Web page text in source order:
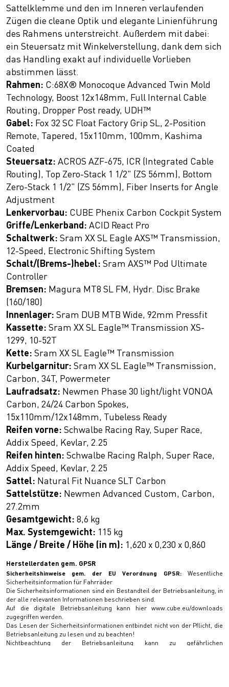
Sattelklemme und den im Inneren verlaufenden
Zügen die cleane Optik und elegante Linienführung
des Rahmens unterstreicht. Außerdem mit dabei:
ein Steuersatz mit Winkelverstellung, dank dem sich
das Handling exakt auf individuelle Vorlieben
abstimmen lässt.
Rahmen: C:68X® Monocoque Advanced Twin Mold
Technology, Boost 12x148mm, Full Internal Cable
Routing, Dropper Post ready, UDH™
Gabel: Fox 32 SC Float Factory Grip SL, 2-Position
Remote, Tapered, 15x110mm, 100mm, Kashima
Coated
Steuersatz: ACROS AZF-675, ICR (Integrated Cable
Routing), Top Zero-Stack 1 1/2" (ZS 56mm), Bottom
Zero-Stack 1 1/2" (ZS 56mm), Fiber Inserts for Angle
Adjustment
Lenkervorbau: CUBE Phenix Carbon Cockpit System
Griffe/Lenkerband: ACID React Pro
Schaltwerk: Sram XX SL Eagle AXS™ Transmission,
12-Speed, Electronic Shifting System
Schalt/(Brems-)hebel: Sram AXS™ Pod Ultimate
Controller
Bremsen: Magura MT8 SL FM, Hydr. Disc Brake
(160/180)
Innenlager: Sram DUB MTB Wide, 92mm Pressfit
Kassette: Sram XX SL Eagle™ Transmission XS-
1299, 10-52T
Kette: Sram XX SL Eagle™ Transmission
Kurbelgarnitur: Sram XX SL Eagle™ Transmission,
Carbon, 34T, Powermeter
Laufradsatz: Newmen Phase 30 light/light VONOA
Carbon, 24/24 Carbon Spokes,
15x110mm/12x148mm, Tubeless Ready
Reifen vorne: Schwalbe Racing Ray, Super Race,
Addix Speed, Kevlar, 2.25
Reifen hinten: Schwalbe Racing Ralph, Super Race,
Addix Speed, Kevlar, 2.25
Sattel: Natural Fit Nuance SLT Carbon
Sattelstütze: Newmen Advanced Custom, Carbon,
27.2mm
Gesamtgewicht: 8,6 kg
Max. Systemgewicht: 115 kg
Länge / Breite / Höhe (in m): 1,620 x 0,230 x 0,860
Herstellerdaten gem. GPSR
Sicherheitshinweise gem. der EU Verordnung GPSR:Wesentliche
Sicherheitsinformation für Fahrräder
Die Sicherheitsinformationen sind ein Bestandteil der Betriebsanleitung, in
der alle relevanten Informationen beschrieben sind.
Auf die digitale Betriebsanleitung kann hier www.cube.eu/downloads
zugegriffen werden.
Das Lesen der Sicherheitsinformationen entbindet nicht von der Pflicht, die
Betriebsanleitung zu lesen und zu beachten!
Nichtbeachtung der Betriebsanleitung kann zu gefährlichen